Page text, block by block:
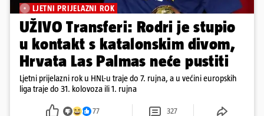
LJETNI PRIJELAZNI ROK
UŽIVO Transferi: Rodri je stupio
u kontakt s katalonskim divom,
Hrvata Las Palmas neće pustiti
Ljetni prijelazni rok u HNL-u traje do 7. rujna, a u većini europskih
liga traje do 31. kolovoza ili 1. rujna
77 327